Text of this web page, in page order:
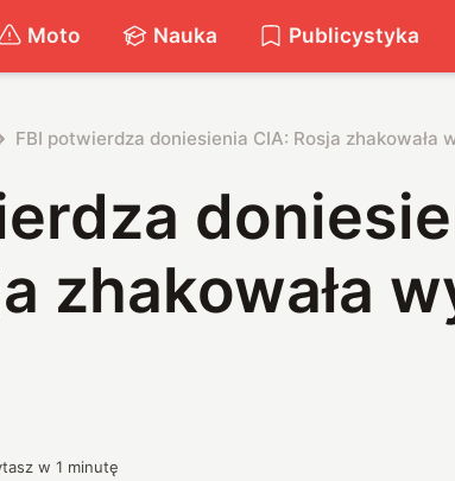
Moto Nauka Publicystyka
FBI potwierdza doniesienia CIA: Rosja zhakowała
zhakowała
w1 minutę